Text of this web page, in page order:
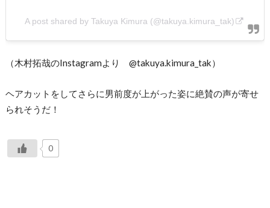
A post shared by Takuya Kimura (@takuya.kimura_tak)
（木村拓哉のInstagramより @takuya.kimura_tak）
ヘアカットをしてさらに男前度が上がった姿に絶賛の声が寄せ
られそうだ！
0